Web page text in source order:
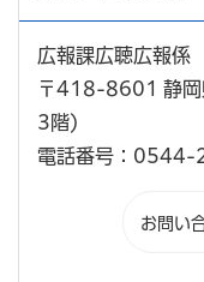
広報課広聴広報係
〒418-8601 静岡
3階)
電話番号：